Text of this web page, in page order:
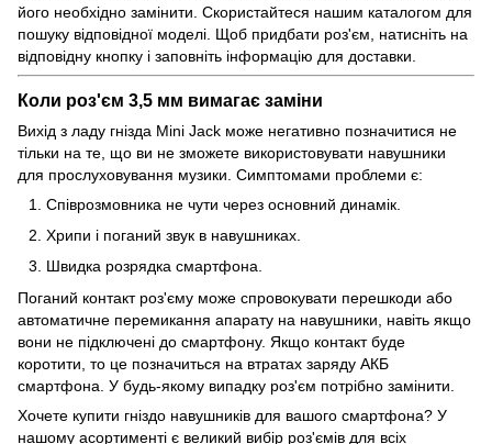
його необхідно замінити. Скористайтеся нашим каталогом для
пошуку відповідної моделі. Щоб придбати роз'єм, натисніть на
відповідну кнопку і заповніть інформацію для доставки.
Коли роз'єм 3,5 мм вимагає заміни
Вихід з ладу гнізда Mini Jack може негативно позначитися не
тільки на те, що ви не зможете використовувати навушники
для прослуховування музики. Симптомами проблеми є:
Співрозмовника не чути через основний динамік.
Хрипи і поганий звук в навушниках.
Швидка розрядка смартфона.
Поганий контакт роз'єму може спровокувати перешкоди або
автоматичне перемикання апарату на навушники, навіть якщо
вони не підключені до смартфону. Якщо контакт буде
коротити, то це позначиться на втратах заряду АКБ
смартфона. У будь-якому випадку роз'єм потрібно замінити.
Хочете купити гніздо навушників для вашого смартфона? У
нашому асортименті є великий вибір роз'ємів для всіх